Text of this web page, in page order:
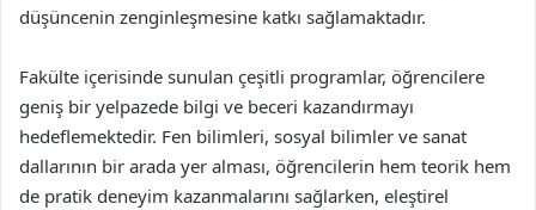
düşüncenin zenginleşmesine katkı sağlamaktadır.
Fakülte içerisinde sunulan çeşitli programlar, öğrencilere
geniş bir yelpazede bilgi ve beceri kazandırmayı
hedeflemektedir. Fen bilimleri, sosyal bilimler ve sanat
dallarının bir arada yer alması, öğrencilerin hem teorik hem
de pratik deneyim kazanmalarını sağlarken, eleştirel